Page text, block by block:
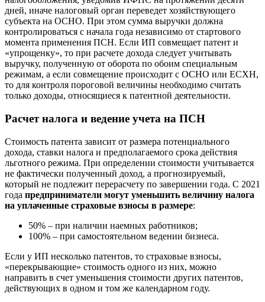
дней, иначе налоговый орган переведет хозяйствующего
субъекта на ОСНО. При этом сумма выручки должна
контролироваться с начала года независимо от стартового
момента применения ПСН. Если ИП совмещает патент и
«упрощенку», то при расчете дохода следует учитывать
выручку, полученную от оборота по обоим специальным
режимам, а если совмещение происходит с ОСНО или ЕСХН,
то для контроля пороговой величины необходимо считать
только доходы, относящиеся к патентной деятельности.
Расчет налога и ведение учета на ПСН
Стоимость патента зависит от размера потенциального
дохода, ставки налога и предполагаемого срока действия
льготного режима. При определении стоимости учитывается
не фактически полученный доход, а прогнозируемый,
который не подлежит перерасчету по завершении года. С 2021
года предприниматели могут уменьшить величину налога
на уплаченные страховые взносы в размере:
50% – при наличии наемных работников;
100% – при самостоятельном ведении бизнеса.
Если у ИП несколько патентов, то страховые взносы,
«перекрывающие» стоимость одного из них, можно
направить в счет уменьшения стоимости других патентов,
действующих в одном и том же календарном году.